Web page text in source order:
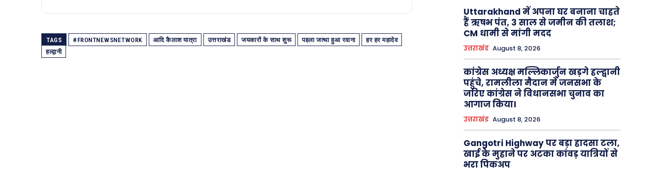
TAGS #FRONTNEWSNETWORK आदि कैलाश यात्रा उत्तराखंड जयकारों के साथ शुरू पहला जत्था हुआ रवाना
हर हर महादेव
हल्द्वानी
Uttarakhand में अपना घर बनाना चाहते
हैं ऋषभ पंत, 3 साल से जमीन की तलाश;
CM धामी से मांगी मदद
उत्तराखंड August 8, 2026
कांग्रेस अध्यक्ष मल्लिकार्जुन खड़गे हल्द्वानी
पहुंचे, रामलीला मैदान में जनसभा के
जरिए कांग्रेस ने विधानसभा चुनाव का
आगाज किया।
उत्तराखंड August 8, 2026
Gangotri Highway पर बड़ा हादसा टला,
खाई के मुहाने पर अटका कांवड़ यात्रियों से
भरा पिकअप